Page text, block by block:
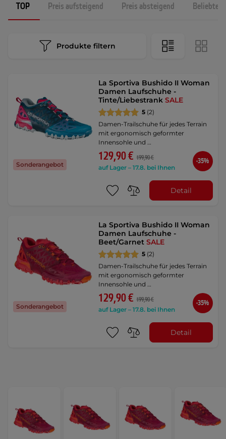
TOP Preis aufsteigend Preis absteigend
Produkte filtern
Sonderangebot
La Sportiva Bushido II Woman
Damen Laufschuhe -
Tinte/LiebestrankSALE
5 (2)
Damen-Trailschuhe für jedes Terrain
mit ergonomisch geformter
Innensohle und …
129,90 € 199,90 €
auf Lager – 17.8. bei Ihnen
-35%
Detail
Sonderangebot
La Sportiva Bushido II Woman
Damen Laufschuhe -
Beet/GarnetSALE
5 (2)
Damen-Trailschuhe für jedes Terrain
mit ergonomisch geformter
Innensohle und …
129,90 € 199,90 €
auf Lager – 17.8. bei Ihnen
-35%
Detail